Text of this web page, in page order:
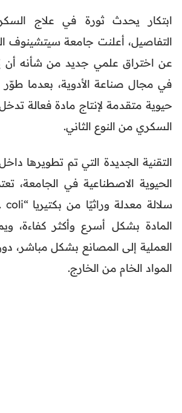
ابتكار يحدث ثورة في علاج
التفاصيل، أعلنت جامعة سيتشينوف
عن اختراق علمي جديد من شأنه أن
في مجال صناعة الأدوية، بعدما طوّر
حيوية متقدمة لإنتاج مادة فعالة
السكري من النوع الثاني.
التقنية الجديدة التي تم تطويرها
الحيوية الاصطناعية في الجامعة،
المادة بشكل أسرع وأكثر كفاءة،
العملية إلى المصانع بشكل مباشر،
المواد الخام من الخارج.